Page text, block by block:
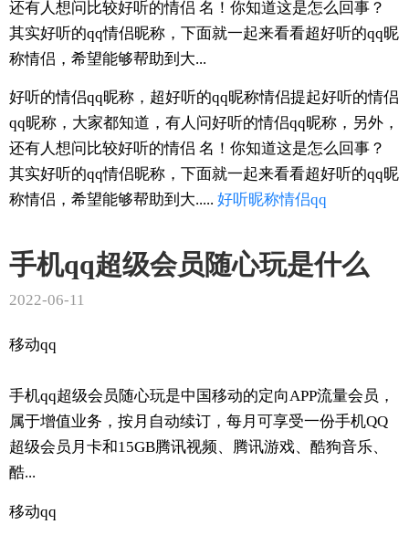
还有人想问比较好听的情侣 名！你知道这是怎么回事？
其实好听的qq情侣昵称，下面就一起来看看超好听的qq昵
称情侣，希望能够帮助到大...
好听的情侣qq昵称，超好听的qq昵称情侣提起好听的情侣
qq昵称，大家都知道，有人问好听的情侣qq昵称，另外，
还有人想问比较好听的情侣 名！你知道这是怎么回事？
其实好听的qq情侣昵称，下面就一起来看看超好听的qq昵
称情侣，希望能够帮助到大..... 好听昵称情侣qq
手机qq超级会员随心玩是什么
2022-06-11
移动qq
手机qq超级会员随心玩是中国移动的定向APP流量会员，
属于增值业务，按月自动续订，每月可享受一份手机QQ
超级会员月卡和15GB腾讯视频、腾讯游戏、酷狗音乐、
酷...
移动qq